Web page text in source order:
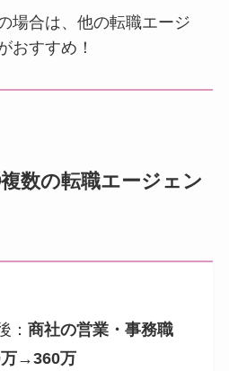
場合は、他の転職エージ
おすすめ！
数の転職エージェン
： 商社の営業・事務職
→360万